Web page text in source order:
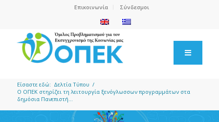
Επικοινωνία Σύνδεσμοι
Είσαστε εδώ: Δελτία Τύπου /
O ΟΠΕΚ στηρίζει τη λειτουργία ξενόγλωσσων προγραμμάτων στα
δημόσια Πανεπιστή...